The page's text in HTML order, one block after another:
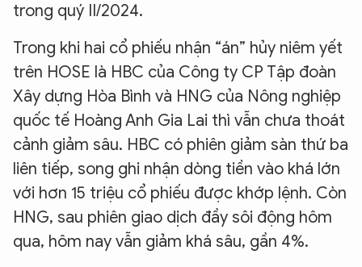
trong quý II/2024.
Trong khi hai cổ phiếu nhận “án” hủy niêm yết
trên HOSE là HBC của Công ty CP Tập đoàn
Xây dựng Hòa Bình và HNG của Nông nghiệp
quốc tế Hoàng Anh Gia Lai thì vẫn chưa thoát
cảnh giảm sâu. HBC có phiên giảm sàn thứ ba
liên tiếp, song ghi nhận dòng tiền vào khá lớn
với hơn 15 triệu cổ phiếu được khớp lệnh. Còn
HNG, sau phiên giao dịch đầy sôi động hôm
qua, hôm nay vẫn giảm khá sâu, gần 4%.